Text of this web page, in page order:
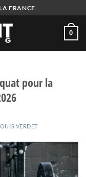
FRANCE
0
pour la
VERDET